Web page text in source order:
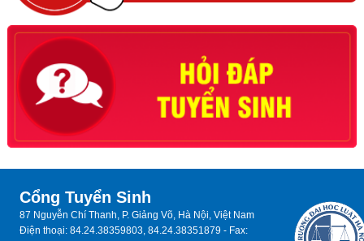
Cổng Tuyển Sinh
87 Nguyễn Chí Thanh, P. Giảng Võ, Hà Nội, Việt Nam
Điện thoại: 84.24.38359803, 84.24.38351879 - Fax: